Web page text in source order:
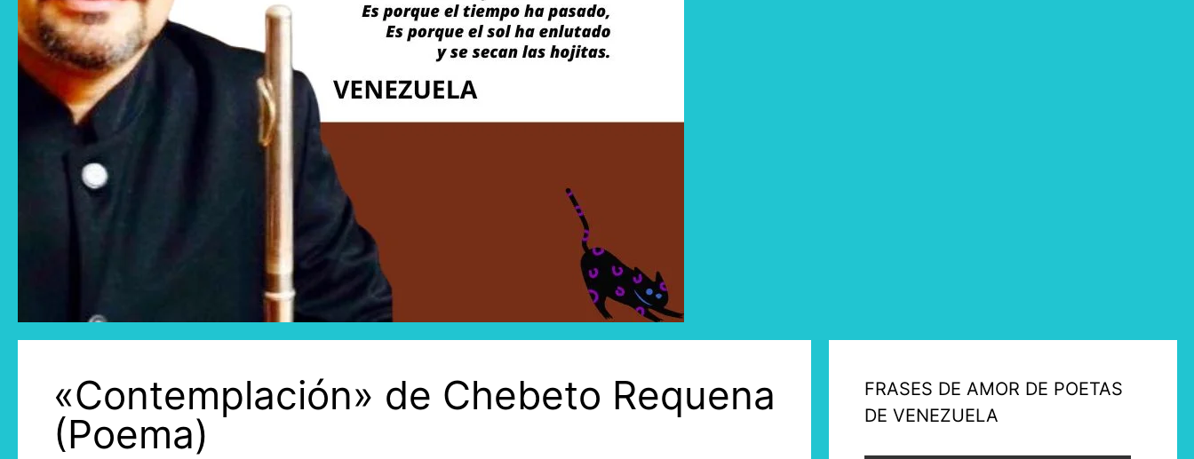
«Contemplación» de Chebeto Requena
(Poema)
FRASES DE AMOR DE POETAS
DE VENEZUELA